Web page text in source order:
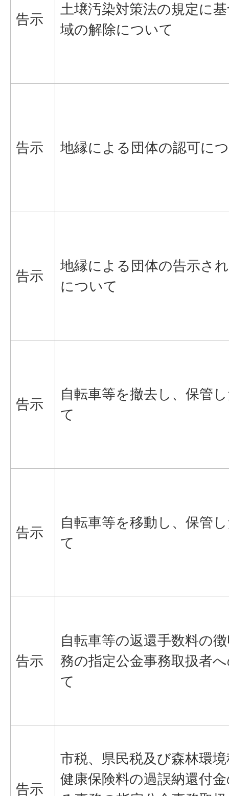
告示
土壌汚染対策法の規定に
域の解除について
告示 地縁による団体の認可に
告示
地縁による団体の告示さ
について
告示
自転車等を撤去し、保管
て
告示
自転車等を移動し、保管
て
告示
自転車等の返還手数料の
務の指定公金事務取扱者
て
告示
市税、県民税及び森林環
健康保険料の過誤納還付